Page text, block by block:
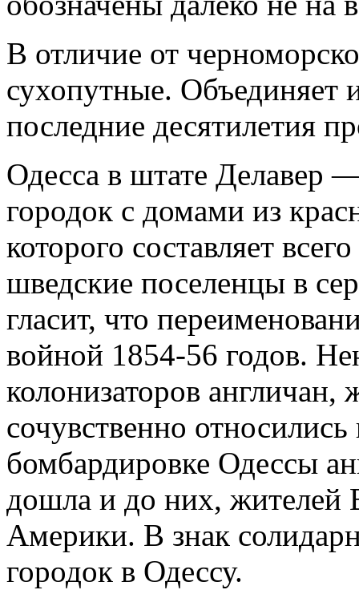
В отличие от
сухопутные.
последние десятилетия
Одесса в штате Делавер
городок с домами из
которого составляет
шведские поселенцы в
гласит, что
войной 1854-56 годов.
колонизаторов англичан,
сочувственно
бомбардировке Одессы
дошла и до них, жителей
Америки. В знак
городок в Одессу.